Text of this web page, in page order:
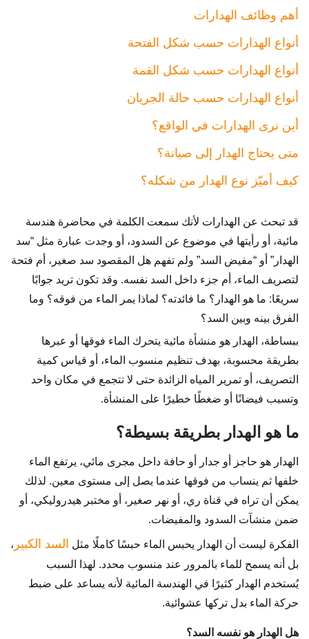
أهم وظائف الهدارات
أنواع الهدارات حسب شكل الفتحة
أنواع الهدارات حسب شكل القمة
أنواع الهدارات حسب حالة الجريان
أين نرى الهدارات في الواقع؟
متى يحتاج الهدار إلى صيانة؟
كيف أميّز نوع الهدار من شكله؟
قد تبحث عن الهدارات لأنك سمعت الكلمة في محاضرة هندسة
مائية، أو رأيتها في موضوع عن السدود، أو وجدت عبارة مثل “سد
الهدار” أو “مفيض السد” ولم تفهم هل المقصود سد صغير، أم فتحة
لتصريف الماء، أم جزء داخل السد نفسه. وقد تكون تريد جوابًا
سريعًا: ما هو الهدار؟ ما فائدته؟ لماذا يمر الماء من فوقه؟ وما
الفرق بينه وبين السد؟
ببساطة، الهدار هو منشأة مائية يتحرك الماء فوقها أو عبرها
بطريقة محسوبة، بهدف تنظيم منسوب الماء، أو قياس كمية
التصريف، أو تمرير المياه الزائدة حتى لا تتجمع في مكان واحد
وتسبب فيضانًا أو ضغطًا خطيرًا على المنشأة.
ما هو الهدار بطريقة بسيطة؟
الهدار هو حاجز أو جدار أو حافة داخل مجرى مائي، يرتفع الماء
خلفها ثم ينساب من فوقها عندما يصل إلى مستوى معين. لذلك
يمكن أن تراه في قناة ري، أو نهر صغير، أو مختبر هيدروليكي، أو
ضمن منشآت السدود والمفيضات.
الفكرة ليست أن الهدار يحبس الماء حبسًا كاملًا مثل السد الكبير ،
بل أنه يسمح للماء بالمرور عند منسوب محدد. لهذا السبب
يُستخدم الهدار كثيرًا في الهندسة المائية لأنه يساعد على ضبط
حركة الماء بدل تركها عشوائية.
هل الهدار هو نفسه السد؟